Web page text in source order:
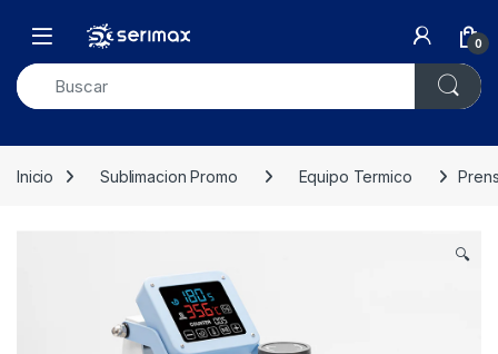
0
Inicio Sublimacion Promo Equipo Termico
🔍